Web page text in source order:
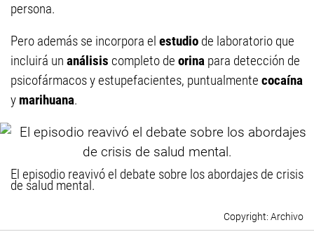
persona.
Pero además se incorpora el estudio de laboratorio que
incluirá un análisis completo de orina para detección de
psicofármacos y estupefacientes, puntualmente cocaína
y marihuana.
El episodio reavivó el debate sobre los abordajes de crisis
de salud mental.
Archivo